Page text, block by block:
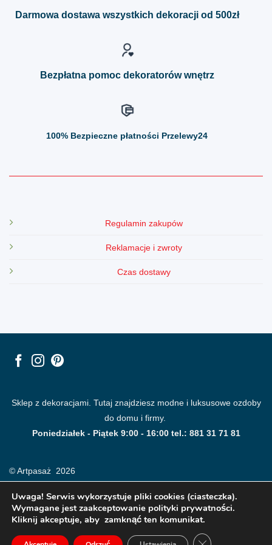
można
Darmowa dostawa wszystkich dekoracji od 500zł
Bezpłatna pomoc dekoratorów wnętrz
100% Bezpieczne płatności Przelewy24
Regulamin zakupów
Reklamacje i zwroty
Czas dostawy
Sklep z dekoracjami. Tutaj znajdziesz modne i luksusowe ozdoby
do domu i firmy.
Poniedziałek - Piątek 9:00 - 16:00 tel.: 881 31 71 81
© Artpasaż 2026
Uwaga! Serwis wykorzystuje pliki cookies (ciasteczka).
Wymagane jest zaakceptowanie polityki prywatności.
Kliknij akceptuje, aby zamknąć ten komunikat.
ZAMKNIJ